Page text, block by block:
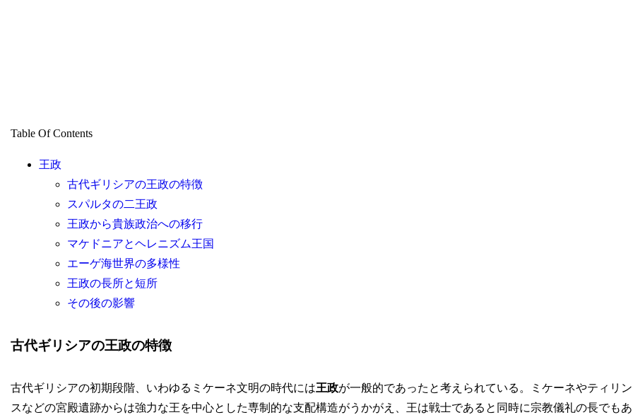
Table Of Contents
王政
古代ギリシアの王政の特徴
スパルタの二王政
王政から貴族政治への移行
マケドニアとヘレニズム王国
エーゲ海世界の多様性
王政の長所と短所
その後の影響
古代ギリシアの王政の特徴
古代ギリシアの初期段階、いわゆるミケーネ文明の時代には王政が一般的であったと考えられている。ミケーネやティリン
スなどの宮殿遺跡からは強力な王を中心とした専制的な支配構造がうかがえ、王は戦士であると同時に宗教儀礼の長でもあ